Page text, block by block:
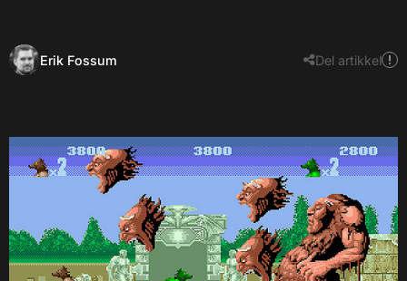
Erik Fossum Del artikkel